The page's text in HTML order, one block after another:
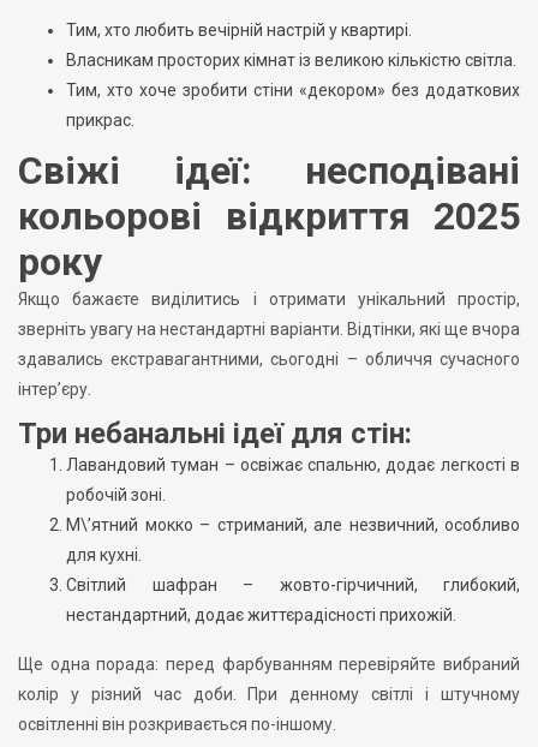
Тим, хто любить вечірній настрій у квартирі.
Власникам просторих кімнат із великою кількістю світла.
Тим, хто хоче зробити стіни «декором» без додаткових
прикрас.
Свіжі ідеї: несподівані
кольорові відкриття 2025
року
Якщо бажаєте виділитись і отримати унікальний простір,
зверніть увагу на нестандартні варіанти. Відтінки, які ще вчора
здавались екстравагантними, сьогодні – обличчя сучасного
інтер’єру.
Три небанальні ідеї для стін:
Лавандовий туман – освіжає спальню, додає легкості в
робочій зоні.
М\’ятний мокко – стриманий, але незвичний, особливо
для кухні.
Світлий шафран – жовто-гірчичний, глибокий,
нестандартний, додає життєрадісності прихожій.
Ще одна порада: перед фарбуванням перевіряйте вибраний
колір у різний час доби. При денному світлі і штучному
освітленні він розкривається по-іншому.